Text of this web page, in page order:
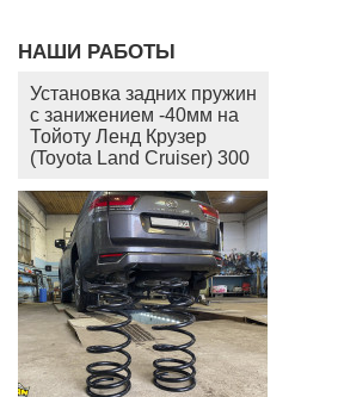
НАШИ РАБОТЫ
Установка задних пружин
с занижением -40мм на
Тойоту Ленд Крузер
(Toyota Land Cruiser) 300